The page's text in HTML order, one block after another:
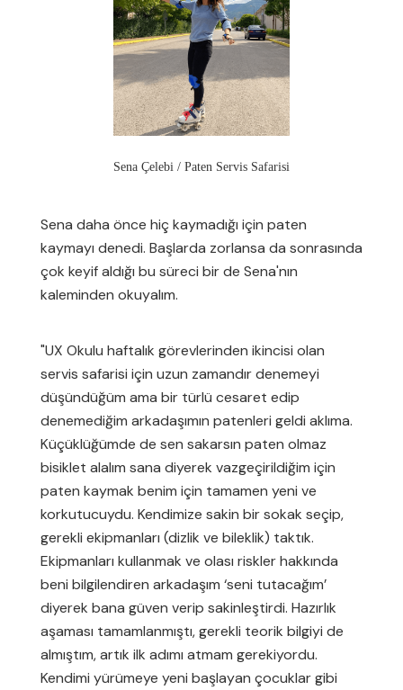
Sena Çelebi / Paten Servis Safarisi
Sena daha önce hiç kaymadığı için paten
kaymayı denedi. Başlarda zorlansa da sonrasında
çok keyif aldığı bu süreci bir de Sena'nın
kaleminden okuyalım.
"UX Okulu haftalık görevlerinden ikincisi olan
servis safarisi için uzun zamandır denemeyi
düşündüğüm ama bir türlü cesaret edip
denemediğim arkadaşımın patenleri geldi aklıma.
Küçüklüğümde de sen sakarsın paten olmaz
bisiklet alalım sana diyerek vazgeçirildiğim için
paten kaymak benim için tamamen yeni ve
korkutucuydu. Kendimize sakin bir sokak seçip,
gerekli ekipmanları (dizlik ve bileklik) taktık.
Ekipmanları kullanmak ve olası riskler hakkında
beni bilgilendiren arkadaşım ‘seni tutacağım’
diyerek bana güven verip sakinleştirdi. Hazırlık
aşaması tamamlanmıştı, gerekli teorik bilgiyi de
almıştım, artık ilk adımı atmam gerekiyordu.
Kendimi yürümeye yeni başlayan çocuklar gibi